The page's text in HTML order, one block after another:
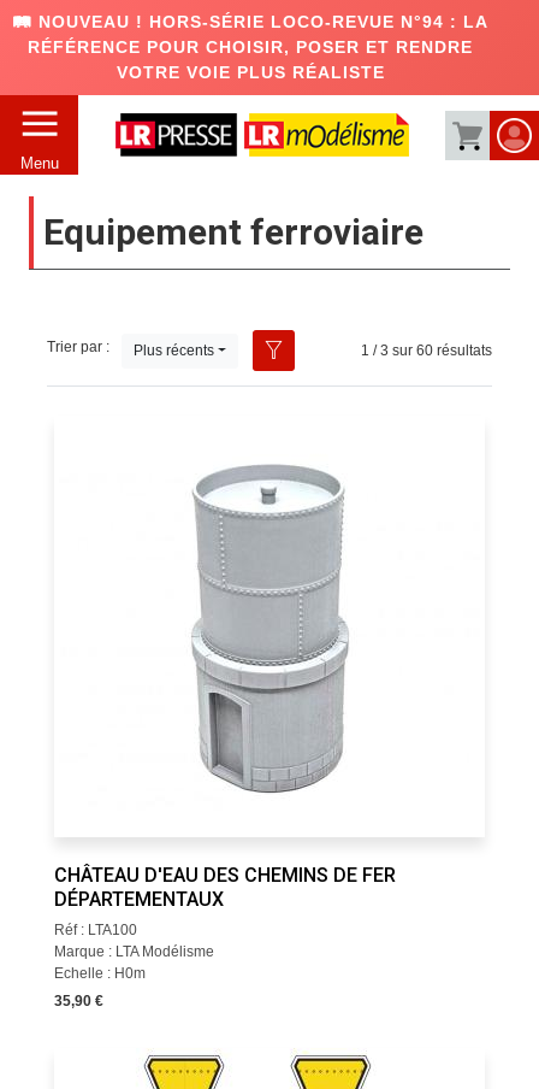
🛤️ NOUVEAU ! HORS-SÉRIE LOCO-REVUE N°94 : LA
RÉFÉRENCE POUR CHOISIR, POSER ET RENDRE
VOTRE VOIE PLUS RÉALISTE
Menu
Equipement ferroviaire
1 / 3 sur 60 résultats
Trier par : Plus récents
CHÂTEAU D'EAU DES CHEMINS DE FER
DÉPARTEMENTAUX
Réf : LTA100
Marque : LTA Modélisme
Echelle : H0m
35,90 €